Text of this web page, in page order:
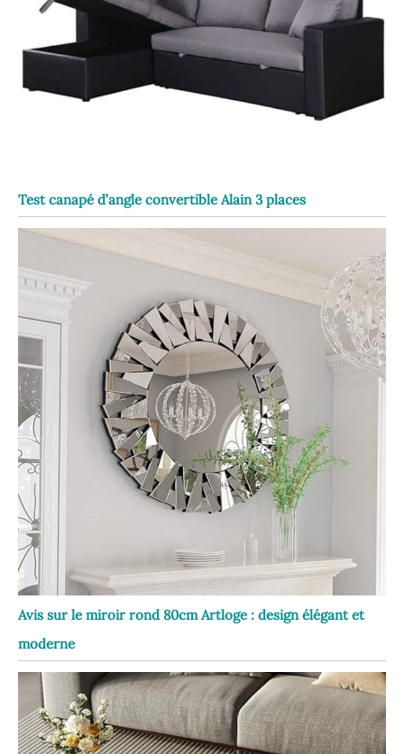
Test canapé d’angle convertible Alain 3 places
Avis sur le miroir rond 80cm Artloge : design élégant et
moderne